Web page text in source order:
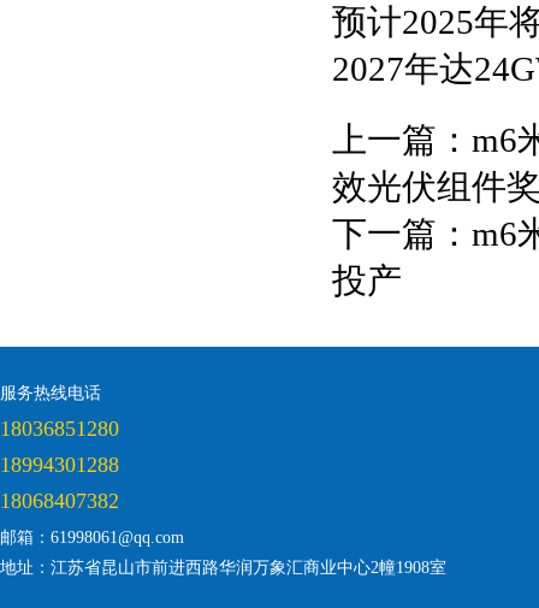
预计2025年
2027年达
上一篇： m6
效光伏组件
下一篇： m6
投产
服务热线电话
18036851280
18994301288
18068407382
邮箱：61998061@qq.com
地址：江苏省昆山市前进西路华润万象汇商业中心2幢1908室